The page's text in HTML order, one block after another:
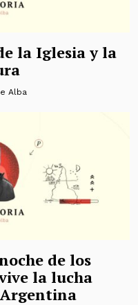
la Iglesia y la
Alba
de los
la lucha